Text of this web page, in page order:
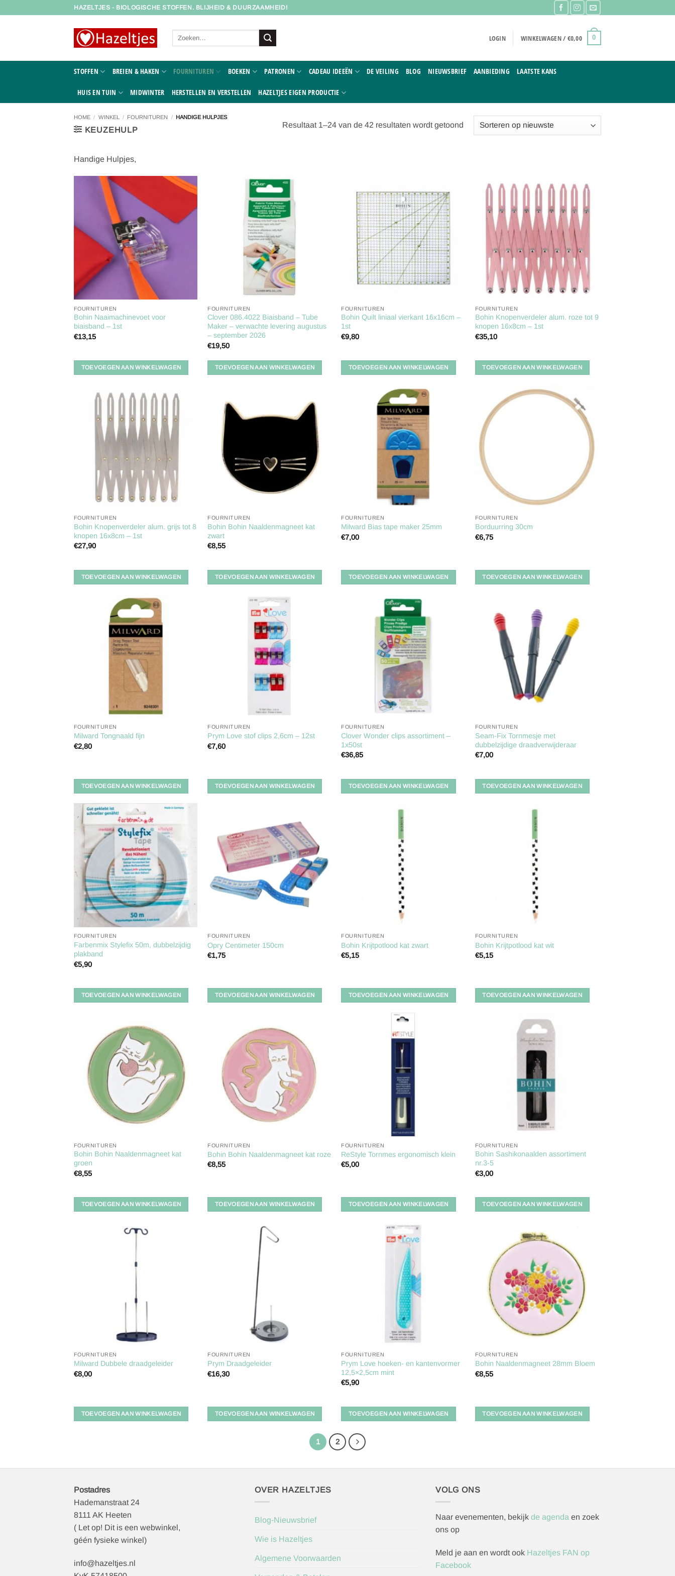
HAZELTJES - BIOLOGISCHE STOFFEN. BLIJHEID & DUURZAAMHEID!
Zoeken
LOGIN WINKELWAGEN / €0,00 0
STOFFEN BREIEN & HAKEN FOURNITUREN BOEKEN PATRONEN CADEAU IDEEËN DE VEILING BLOG NIEUWSBRIEF AANBIEDING LAATSTE KANS
HUIS EN TUIN MIDWINTER HERSTELLEN EN VERSTELLEN HAZELTJES EIGEN PRODUCTIE
HOME / WINKEL / FOURNITUREN / HANDIGE HULPJES
KEUZEHULP
Resultaat 1–24 van de 42 resultaten wordt getoondGesorteerd
Handige Hulpjes,
verlanglijst
FOURNITUREN
Bohin Naaimachinevoet voor
biaisband – 1st
€13,15
TOEVOEGEN AAN WINKELWAGEN
FOURNITUREN
Clover 086.4022 Biaisband – Tube
Maker – verwachte levering augustus
– september 2026
€19,50
TOEVOEGEN AAN WINKELWAGEN
Toevoegen
aan
verlanglijst
FOURNITUREN
Bohin Quilt liniaal vierkant 16x16cm –
1st
€9,80
TOEVOEGEN AAN WINKELWAGEN
aan
verlanglijst
FOURNITUREN
Bohin Knopenverdeler alum. roze tot 9
knopen 16x8cm – 1st
€35,10
TOEVOEGEN AAN WINKELWAGEN
aan
verlanglijst
FOURNITUREN
Bohin Knopenverdeler alum. grijs tot 8
knopen 16x8cm – 1st
€27,90
TOEVOEGEN AAN WINKELWAGEN
Toevoegen
verlanglijst
FOURNITUREN
Bohin Bohin Naaldenmagneet kat
zwart
€8,55
TOEVOEGEN AAN WINKELWAGEN
FOURNITUREN
Milward Bias tape maker 25mm
€7,00
TOEVOEGEN AAN WINKELWAGEN
Toevoegen
aan
verlanglijst
FOURNITUREN
Borduurring 30cm
€6,75
TOEVOEGEN AAN WINKELWAGEN
Toevoegen
verlanglijst
FOURNITUREN
Milward Tongnaald fijn
€2,80
TOEVOEGEN AAN WINKELWAGEN
FOURNITUREN
Prym Love stof clips 2,6cm – 12st
€7,60
TOEVOEGEN AAN WINKELWAGEN
FOURNITUREN
Clover Wonder clips assortiment –
1x50st
€36,85
TOEVOEGEN AAN WINKELWAGEN
Toevoegen
aan
verlanglijst
FOURNITUREN
Seam-Fix Tornmesje met
dubbelzijdige draadverwijderaar
€7,00
TOEVOEGEN AAN WINKELWAGEN
Toevoegen
aan
verlanglijst
FOURNITUREN
Farbenmix Stylefix 50m, dubbelzijdig
plakband
€5,90
TOEVOEGEN AAN WINKELWAGEN
Toevoegen
aan
verlanglijst
FOURNITUREN
Opry Centimeter 150cm
€1,75
TOEVOEGEN AAN WINKELWAGEN
FOURNITUREN
Bohin Krijtpotlood kat zwart
€5,15
TOEVOEGEN AAN WINKELWAGEN
FOURNITUREN
Bohin Krijtpotlood kat wit
€5,15
TOEVOEGEN AAN WINKELWAGEN
Toevoegen
aan
verlanglijst
FOURNITUREN
Bohin Bohin Naaldenmagneet kat
groen
€8,55
TOEVOEGEN AAN WINKELWAGEN
Toevoegen
aan
verlanglijst
FOURNITUREN
Bohin Bohin Naaldenmagneet kat roze
€8,55
TOEVOEGEN AAN WINKELWAGEN
FOURNITUREN
ReStyle Tornmes ergonomisch klein
€5,00
TOEVOEGEN AAN WINKELWAGEN
FOURNITUREN
Bohin Sashikonaalden assortiment
nr.3-5
€3,00
TOEVOEGEN AAN WINKELWAGEN
FOURNITUREN
Milward Dubbele draadgeleider
€8,00
TOEVOEGEN AAN WINKELWAGEN
FOURNITUREN
Prym Draadgeleider
€16,30
TOEVOEGEN AAN WINKELWAGEN
FOURNITUREN
Prym Love hoeken- en kantenvormer
12,5×2,5cm mint
€5,90
TOEVOEGEN AAN WINKELWAGEN
Toevoegen
aan
verlanglijst
FOURNITUREN
Bohin Naaldenmagneet 28mm Bloem
€8,55
TOEVOEGEN AAN WINKELWAGEN
1 2
Postadres
Hademanstraat 24
8111 AK Heeten
( Let op! Dit is een webwinkel,
géén fysieke winkel)
info@hazeltjes.nl
OVER HAZELTJES
Blog-Nieuwsbrief
Wie is Hazeltjes
Algemene Voorwaarden
VOLG ONS
Naar evenementen, bekijk de agenda en zoek
ons op
Meld je aan en wordt ook Hazeltjes FAN op
Facebook